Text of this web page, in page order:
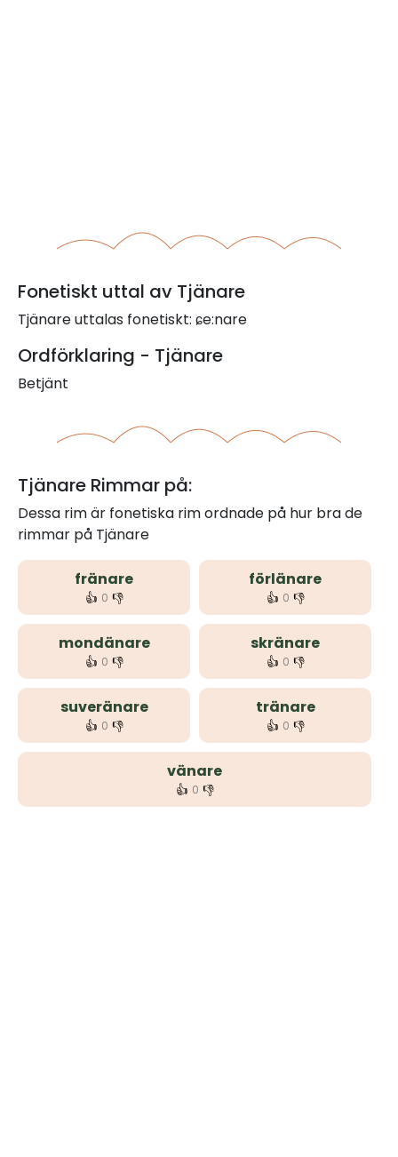
Fonetiskt uttal av Tjänare
Tjänare uttalas fonetiskt: ɕe:nare
Ordförklaring - Tjänare
Betjänt
Tjänare Rimmar på:
Dessa rim är fonetiska rim ordnade på hur bra de
rimmar på Tjänare
fränare
👍 0 👎
förlänare
👍 0 👎
mondänare
👍 0 👎
skränare
👍 0 👎
suveränare
👍 0 👎
tränare
👍 0 👎
vänare
👍 0 👎